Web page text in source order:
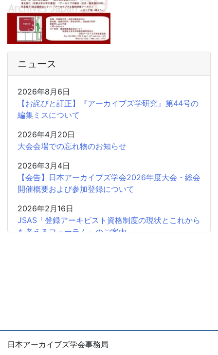
ニュース
2026年8月6日
【お詫びと訂正】『アーカイブズ学研究』第44号の
編集ミスについて
2026年4月20日
大会会場での忘れ物のお知らせ
2026年3月4日
【会告】日本アーカイブズ学会2026年度大会・総会
開催概要および参加登録について
2026年2月16日
JSAS「登録アーキビスト資格制度の現状とこれから
を考えるフォーラム」のご案内
ます
日本アーカイブズ学会事務局